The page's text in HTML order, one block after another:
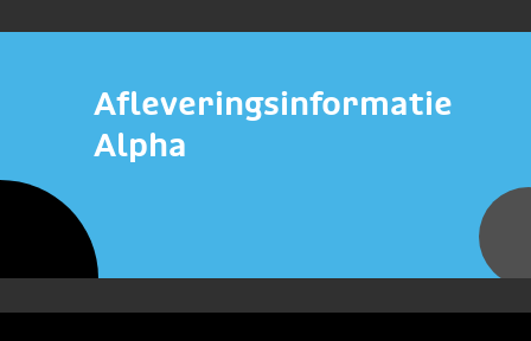
Afleveringsinformatie
Alpha